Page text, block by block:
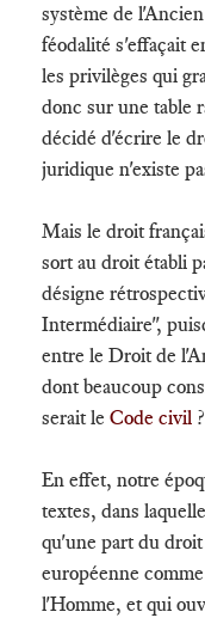
système de
féodalité s'effaçait
les privilèges qui
donc sur une table
décidé d'écrire le
juridique n'existe
Mais le droit
sort au droit établi
désigne
Intermédiaire",
entre le Droit de
dont beaucoup
serait le Code civil ?
En effet, notre
textes, dans
qu'une part du
européenne
l'Homme, et qui